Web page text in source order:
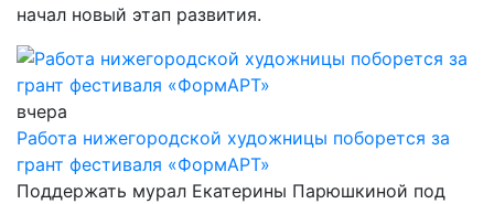
начал новый этап развития.
вчера
Работа нижегородской художницы поборется за
грант фестиваля «ФормАРТ»
Поддержать мурал Екатерины Парюшкиной под